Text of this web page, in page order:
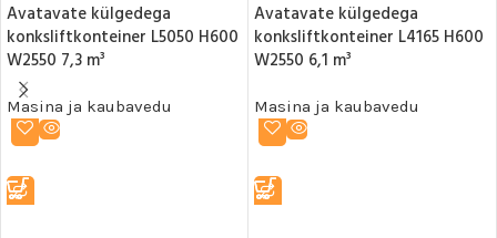
Avatavate külgedega
konksliftkonteiner L5050 H600
W2550 7,3 m³
Masina ja kaubavedu
Avatavate külgedega
konksliftkonteiner L4165 H600
W2550 6,1 m³
Masina ja kaubavedu